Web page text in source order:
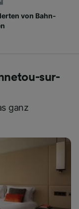
von Bahn-
sur-
ganz